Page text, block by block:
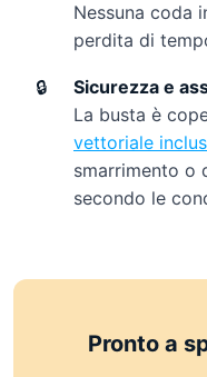
Nessuna coda
perdita di
🔒
Sicurezza e
La busta è
vettoriale
smarrimento o
secondo le
Pronto a